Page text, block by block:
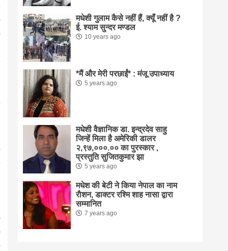
मधेशी गुलाम कैसे नहीं हैं, क्यूँ नहीं है ?
ई. श्याम सुन्दर मण्डल
10 years ago
*मैं और मेरी परछाईं* : मंजू उपाध्याय
5 years ago
मधेशी वैज्ञानिक डा. इन्द्रदेव साहु
जिन्हें मिला है अमेरिकी डालर
२,९७,०००.०० का पुरस्कार ,
प्रस्तुति सुजितकुमार झा
5 years ago
मधेश की बेटी ने किया नेपाल का नाम
राैशन, डाक्टर रश्मि शाह नासा द्वारा
सम्मानित
7 years ago